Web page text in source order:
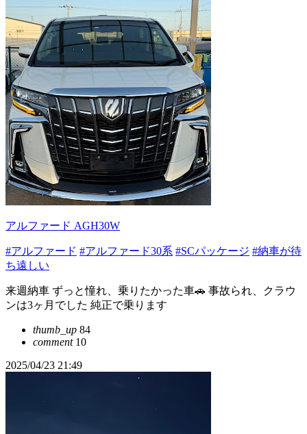
アルファード AGH30W
#アルファード #アルファード30系 #SCパッケージ #納車が待
ち遠しい
来週納車 ずっと憧れ、乗りたかった車🚗 事故られ、クラウ
ンは3ヶ月でした 純正で乗ります
thumb_up 84
comment10
2025/04/23 21:49